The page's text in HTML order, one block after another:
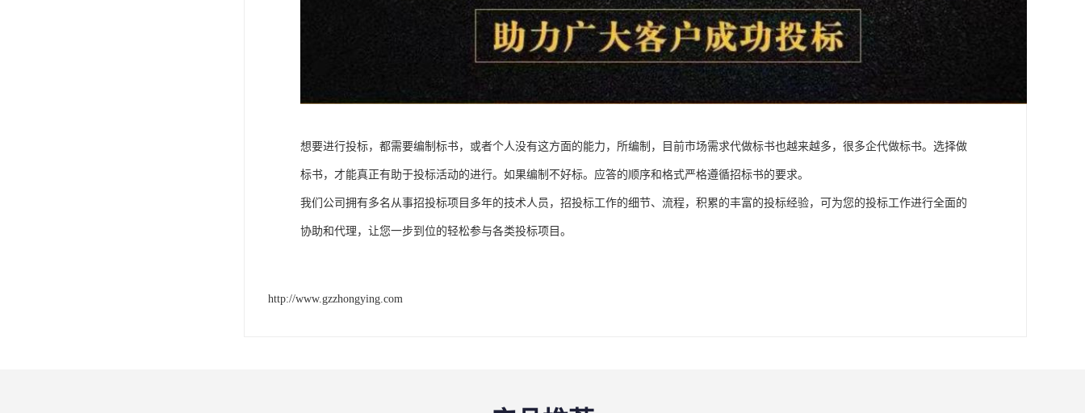
想要进行投标，都需要编制标书，或者个人没有这方面的能力，所编制，目前市场需求代做标书也越来越多，很多企代做标书。选择做
标书，才能真正有助于投标活动的进行。如果编制不好标。应答的顺序和格式严格遵循招标书的要求。
我们公司拥有多名从事招投标项目多年的技术人员，招投标工作的细节、流程，积累的丰富的投标经验，可为您的投标工作进行全面的
协助和代理，让您一步到位的轻松参与各类投标项目。
http://www.gzzhongying.com